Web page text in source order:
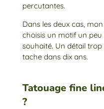
percutantes.
Dans les deux cas,
choisis un motif un peu
souhaité. Un détail trop
tache dans dix ans.
Tatouage fine
?